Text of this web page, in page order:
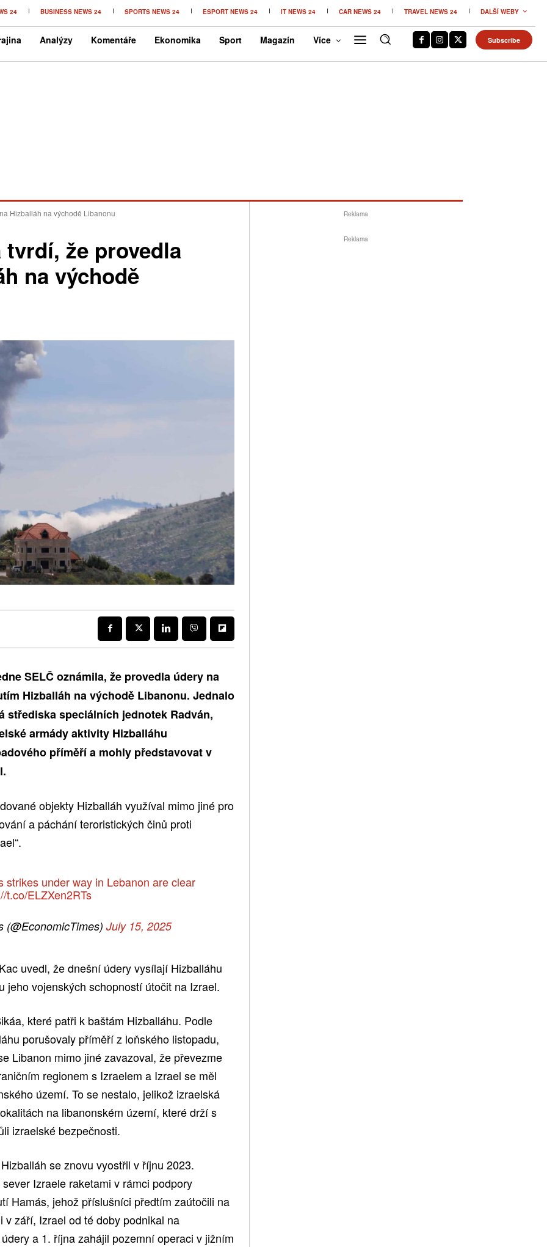
24 BUSINESS NEWS 24 SPORTS NEWS 24 ESPORT NEWS 24 IT NEWS 24 CAR NEWS 24 TRAVEL NEWS 24 DALŠÍ WEBY
Analýzy Komentáře Ekonomika Sport Magazín Více Subscribe
Hizballáh na východě Libanonu
tvrdí, že provedla
na východě
SELČ oznámila, že provedla údery na
Hizballáh na východě Libanonu. Jednalo
střediska speciálních jednotek Radván,
armády aktivity Hizballáhu
příměří a mohly představovat v
objekty Hizballáh využíval mimo jiné pro
a páchání teroristických činů proti
strikes under way in Lebanon are clear
t.co/ELZXen2RTs
(@EconomicTimes)July 15, 2025
uvedl, že dnešní údery vysílají Hizballáhu
jeho vojenských schopností útočit na Izrael.
které patři k baštám Hizballáhu. Podle
porušovaly příměří z loňského listopadu,
Libanon mimo jiné zavazoval, že převezme
regionem s Izraelem a Izrael se měl
území. To se nestalo, jelikož izraelská
na libanonském území, které drží s
izraelské bezpečnosti.
se znovu vyostřil v říjnu 2023.
Izraele raketami v rámci podpory
Hamás, jehož příslušníci předtím zaútočili na
v září, Izrael od té doby podnikal na
a 1. října zahájil pozemní operaci v jižním
Reklama
Reklama